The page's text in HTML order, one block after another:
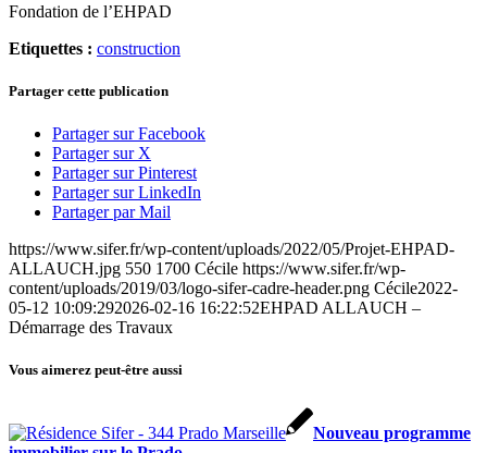
Fondation de l’EHPAD
Etiquettes : construction
Partager cette publication
Partager sur Facebook
Partager sur X
Partager sur Pinterest
Partager sur LinkedIn
Partager par Mail
https://www.sifer.fr/wp-content/uploads/2022/05/Projet-EHPAD-
ALLAUCH.jpg 550 1700 Cécile https://www.sifer.fr/wp-
content/uploads/2019/03/logo-sifer-cadre-header.png Cécile2022-
05-12 10:09:292026-02-16 16:22:52EHPAD ALLAUCH –
Démarrage des Travaux
Vous aimerez peut-être aussi
Nouveau programme